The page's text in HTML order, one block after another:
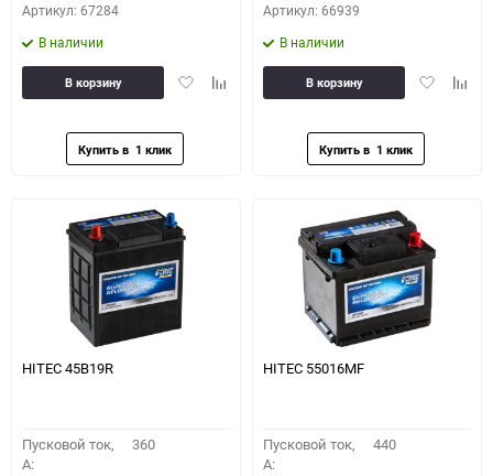
Артикул: 67284
В наличии
ДобавитьДобавить
В корзину
Артикул: 66939
В наличии
Добавить
В корзину
HITEC 45B19R
Пусковой ток,
A:
360
HITEC 55016MF
Пусковой ток,
A:
440